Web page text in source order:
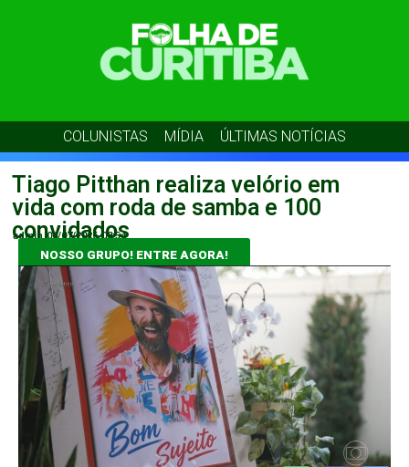
COLUNISTAS MÍDIA ÚLTIMAS NOTÍCIAS
Tiago Pitthan realiza velório em
vida com roda de samba e 100
convidados
admin 06/07/2026 08:54
NOSSO GRUPO! ENTRE AGORA!